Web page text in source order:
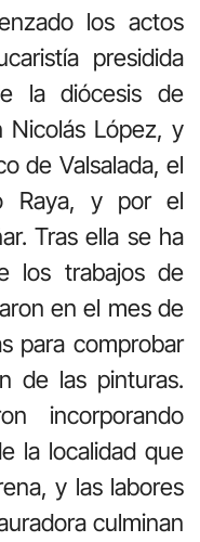
los actos
presidida
la diócesis de
Nicolás López, y
de Valsalada, el
Raya, y por el
Tras ella se ha
los trabajos de
en el mes de
para comprobar
de las pinturas.
incorporando
la localidad que
y las labores
culminan